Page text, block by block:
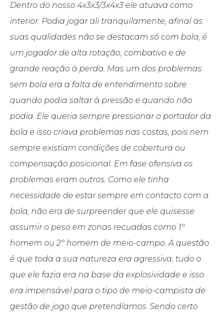
Dentro do nosso 4x3x3/3x4x3 ele atuava como
interior. Podia jogar ali tranquilamente, afinal as
suas qualidades não se destacam só com bola, é
um jogador de alta rotação, combativo e de
grande reação à perda. Mas um dos problemas
sem bola era a falta de entendimento sobre
quando podia saltar à pressão e quando não
podia. Ele queria sempre pressionar o portador da
bola e isso criava problemas nas costas, pois nem
sempre existiam condições de cobertura ou
compensação posicional. Em fase ofensiva os
problemas eram outros. Como ele tinha
necessidade de estar sempre em contacto com a
bola, não era de surpreender que ele quisesse
assumir o peso em zonas recuadas como 1º
homem ou 2º homem de meio-campo. A questão
é que toda a sua natureza era agressiva, tudo o
que ele fazia era na base da explosividade e isso
era impensável para o tipo de meio-campista de
gestão de jogo que pretendíamos. Sendo certo